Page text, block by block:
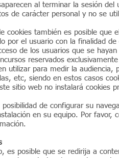
al terminar la sesión
de carácter personal y no se
cookies también es posible que
por el usuario con la finalidad
de los usuarios que se
reservados
utilizar para medir la
etc, siendo en estos casos
sitio web no instalará cookies
posibilidad de configurar su
en su equipo. Por favor,
es posible que se redirija a